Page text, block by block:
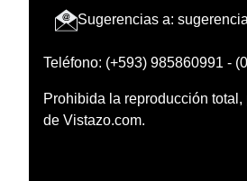
Sugerencias a:
Teléfono: (+593) 985860991 -
Prohibida la reproducción
de Vistazo.com.